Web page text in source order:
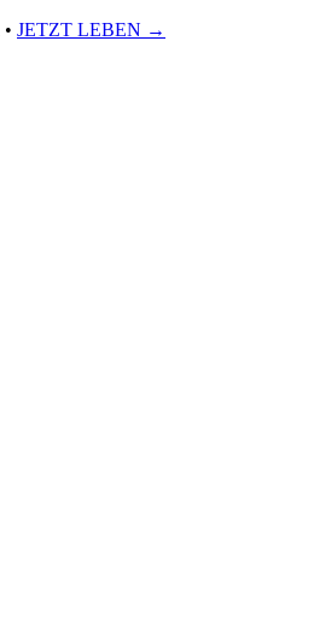
• JETZT LEBEN →